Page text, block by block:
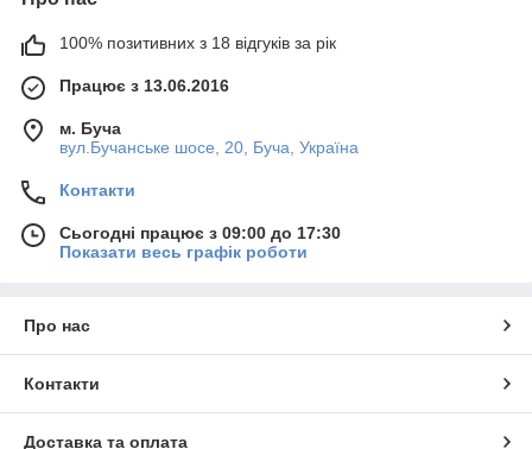
100% позитивних з 18 відгуків за рік
Працює з 13.06.2016
м. Буча
вул.Бучанське шосе, 20, Буча, Україна
Контакти
Сьогодні працює з 09:00 до 17:30
Показати весь графік роботи
Про нас
Контакти
Доставка та оплата